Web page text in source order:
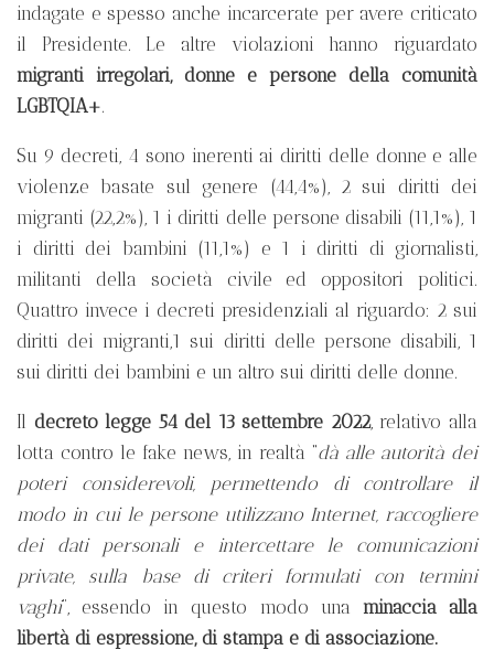
indagate e spesso anche incarcerate per avere criticato
il Presidente. Le altre violazioni hanno riguardato
migranti irregolari, donne e persone della comunità
LGBTQIA+.
Su 9 decreti, 4 sono inerenti ai diritti delle donne e alle
violenze basate sul genere (44,4%), 2 sui diritti dei
migranti (22,2%), 1 i diritti delle persone disabili (11,1%), 1
i diritti dei bambini (11,1%) e 1 i diritti di giornalisti,
militanti della società civile ed oppositori politici.
Quattro invece i decreti presidenziali al riguardo: 2 sui
diritti dei migranti,1 sui diritti delle persone disabili, 1
sui diritti dei bambini e un altro sui diritti delle donne.
Il decreto legge 54 del 13 settembre 2022, relativo alla
lotta contro le fake news, in realtà “dà alle autorità dei
poteri considerevoli, permettendo di controllare il
modo in cui le persone utilizzano Internet, raccogliere
dei dati personali e intercettare le comunicazioni
private, sulla base di criteri formulati con termini
vaghi”, essendo in questo modo una minaccia alla
libertà di espressione, di stampa e di associazione.